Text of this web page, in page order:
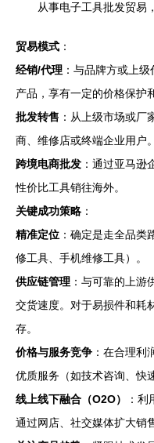
从事电子工具批发贸易
贸易模式 ：
经销/代理 ：与品牌方或上
产品，享有一定的价格保护
批发转售 ：从上级市场或厂
商、维修店或终端企业用户。
跨境电商批发 ：通过亚马逊
性价比工具销往海外。
关键成功策略 ：
精准定位 ：确定是走全品
修工具、手机维修工具）。
供应链管理 ：与可靠的上游
交货速度。对于易损件和耗
存。
价格与服务竞争 ：在合理利
优质服务（如技术咨询、快
线上线下融合（O2O）
：
通过网店、社交媒体扩大销